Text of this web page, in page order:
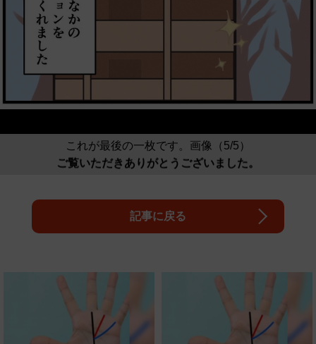
これが最後の一枚です。画像（5/5）
ご覧いただきありがとうございました。
記事に戻る